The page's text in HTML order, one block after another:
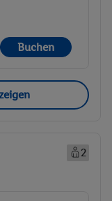
Buchen
2